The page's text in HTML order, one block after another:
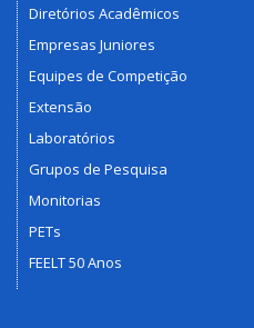
Diretórios Acadêmicos
Empresas Juniores
Equipes de Competição
Extensão
Laboratórios
Grupos de Pesquisa
Monitorias
PETs
FEELT 50 Anos